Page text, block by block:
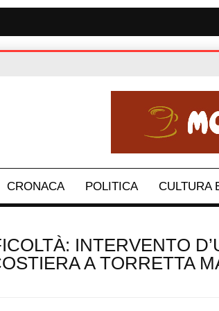
CRONACA POLITICA CULTURA
INTERVENTO
A TORRETTA